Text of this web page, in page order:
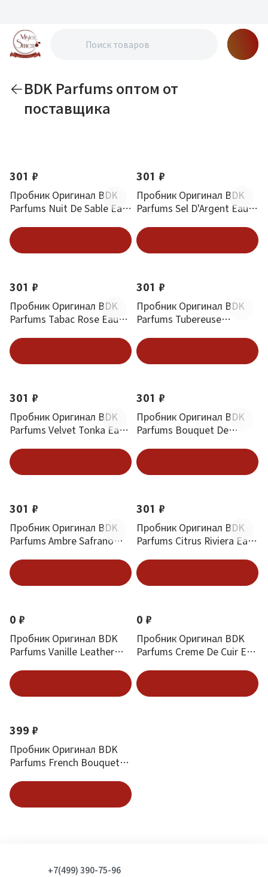
BDK Parfums оптом от
поставщика
301 ₽
Пробник Оригинал BDK
Parfums Nuit De Sable Eau
301 ₽
Пробник Оригинал BDK
Parfums Sel D'Argent Eau
301 ₽
Пробник Оригинал BDK
Parfums Tabac Rose Eau
301 ₽
Пробник Оригинал BDK
Parfums Tubereuse
ml
301 ₽
Пробник Оригинал BDK
Parfums Velvet Tonka Eau
301 ₽
Пробник Оригинал BDK
Parfums Bouquet De
ml
301 ₽
Пробник Оригинал BDK
Parfums Ambre Safrano
301 ₽
Пробник Оригинал BDK
Parfums Citrus Riviera Eau
0 ₽
Пробник Оригинал BDK
Parfums Vanille Leather
0 ₽
Пробник Оригинал BDK
Parfums Creme De Cuir Eau
399 ₽
Пробник Оригинал BDK
Parfums French Bouquet
+7(499) 390-75-96